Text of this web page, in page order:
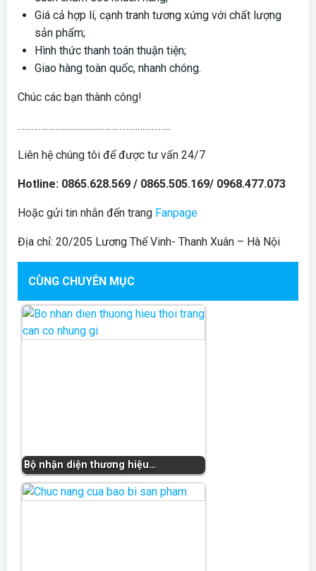
Giá cả hợp lí, cạnh tranh tương xứng với chất lượng
sản phẩm;
Hình thức thanh toán thuận tiện;
Giao hàng toàn quốc, nhanh chóng.
Chúc các bạn thành công!
………………………………………………………..
Liên hệ chúng tôi để được tư vấn 24/7
Hotline: 0865.628.569 / 0865.505.169/ 0968.477.073
Hoặc gửi tin nhắn đến trang Fanpage
Địa chỉ: 20/205 Lương Thế Vinh- Thanh Xuân – Hà Nội
CÙNG CHUYÊN MỤC
Bộ nhận diện thương hiệu…